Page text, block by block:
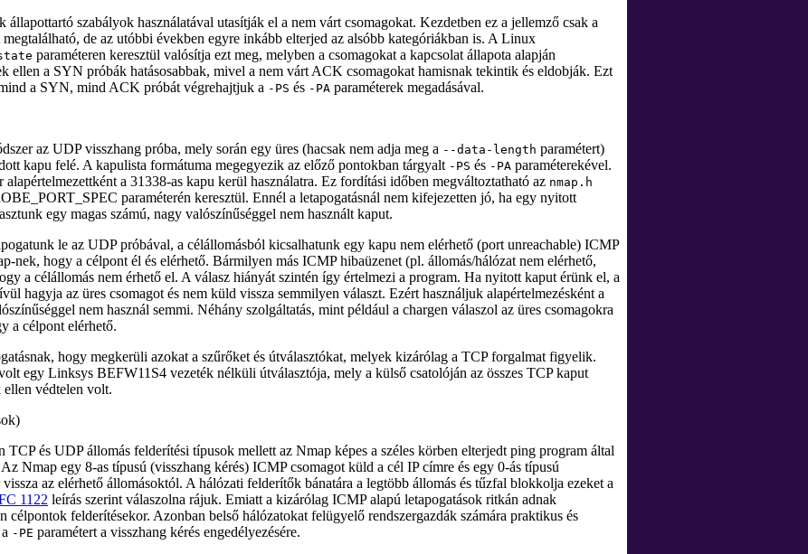
állapottartó szabályok használatával utasítják el a nem várt csomagokat. Kezdetben ez a jellemző csak a
de az utóbbi években egyre inkább elterjed az alsóbb kategóriákban is. A Linux
paraméteren keresztül valósítja ezt meg, melyben a csomagokat a kapcsolat állapota alapján
ellen a SYN próbák hatásosabbak, mivel a nem várt ACK csomagokat hamisnak tekintik és eldobják. Ezt
a SYN, mind ACK próbát végrehajtjuk a -PS és -PA paraméterek megadásával.
az UDP visszhang próba, mely során egy üres (hacsak nem adja meg a --data-length paramétert)
kapu felé. A kapulista formátuma megegyezik az előző pontokban tárgyalt -PS és -PA paraméterekével.
a 31338-as kapu kerül használatra. Ez fordítási időben megváltoztatható az nmap.h
paraméterén keresztül. Ennél a letapogatásnál nem kifejezetten jó, ha egy nyitott
egy magas számú, nagy valószínűséggel nem használt kaput.
le az UDP próbával, a célállomásból kicsalhatunk egy kapu nem elérhető (port unreachable) ICMP
nek, hogy a célpont él és elérhető. Bármilyen más ICMP hibaüzenet (pl. állomás/hálózat nem elérhető,
a célállomás nem érhető el. A válasz hiányát szintén így értelmezi a program. Ha nyitott kaput érünk el, a
hagyja az üres csomagot és nem küld vissza semmilyen választ. Ezért használjuk alapértelmezésként a
nem használ semmi. Néhány szolgáltatás, mint például a chargen válaszol az üres csomagokra
a célpont elérhető.
hogy megkerüli azokat a szűrőket és útválasztókat, melyek kizárólag a TCP forgalmat figyelik.
egy Linksys BEFW11S4 vezeték nélküli útválasztója, mely a külső csatolóján az összes TCP kaput
védtelen volt.
TCP és UDP állomás felderítési típusok mellett az Nmap képes a széles körben elterjedt ping program által
Nmap egy 8-as típusú (visszhang kérés) ICMP csomagot küld a cél IP címre és egy 0-ás típusú
az elérhető állomásoktól. A hálózati felderítők bánatára a legtöbb állomás és tűzfal blokkolja ezeket a
1122 leírás szerint válaszolna rájuk. Emiatt a kizárólag ICMP alapú letapogatások ritkán adnak
célpontok felderítésekor. Azonban belső hálózatokat felügyelő rendszergazdák számára praktikus és
-PE paramétert a visszhang kérés engedélyezésére.